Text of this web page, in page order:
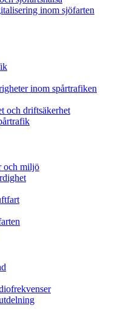
inom sjöfarten
inom spårtrafiken
och driftsäkerhet
och miljö